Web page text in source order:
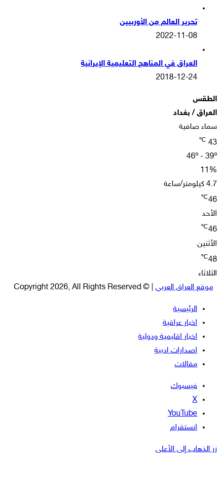
تحرير العالم من الأوربيين
2022-11-08
العراق في المناهج التعليمية الإيرانية
2018-12-24
الطقس
العراق / بغداد
سماء صافية
43
℃
46º - 39º
11%
4.7 كيلومتر/ساعة
46
℃
الأحد
46
℃
الأثنين
48
℃
الثلاثاء
موقع العراق العربي | © Copyright 2026, All Rights Reserved
الرئيسية
اخبار عراقية
اخبار اقليمية ودولية
اصدارات ادبية
مقالات
فيسبوك
‫X
‫YouTube
انستقرام
زر الذهاب إلى الأعلى